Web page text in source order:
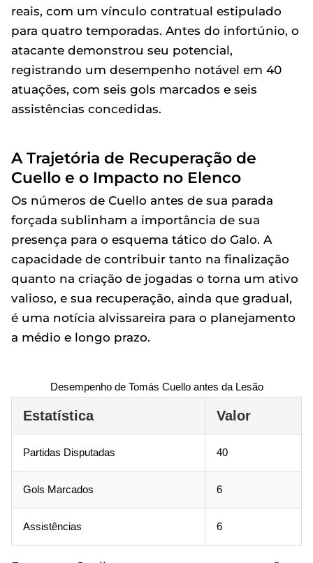
reais, com um vínculo contratual estipulado
para quatro temporadas. Antes do infortúnio, o
atacante demonstrou seu potencial,
registrando um desempenho notável em 40
atuações, com seis gols marcados e seis
assistências concedidas.
A Trajetória de Recuperação de
Cuello e o Impacto no Elenco
Os números de Cuello antes de sua parada
forçada sublinham a importância de sua
presença para o esquema tático do Galo. A
capacidade de contribuir tanto na finalização
quanto na criação de jogadas o torna um ativo
valioso, e sua recuperação, ainda que gradual,
é uma notícia alvissareira para o planejamento
a médio e longo prazo.
Desempenho de Tomás Cuello antes da Lesão
Estatística Valor
Partidas Disputadas 40
Gols Marcados 6
Assistências 6